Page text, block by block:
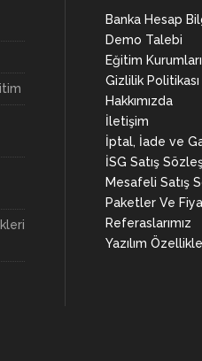
Banka Hesap
Demo Talebi
Eğitim Kurumları
Gizlilik Politikası
Hakkımızda
İletişim
İptal, İade ve
İSG Satış
Mesafeli Satış
Paketler Ve
Referaslarımız
Yazılım